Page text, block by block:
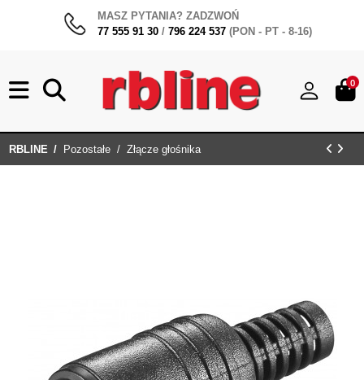
MASZ PYTANIA? ZADZWOŃ
77 555 91 30 / 796 224 537 (PON - PT - 8-16)
0
RBLINE Pozostałe Złącze głośnika